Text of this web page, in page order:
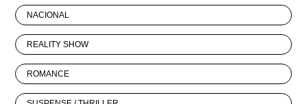
NACIONAL
REALITY SHOW
ROMANCE